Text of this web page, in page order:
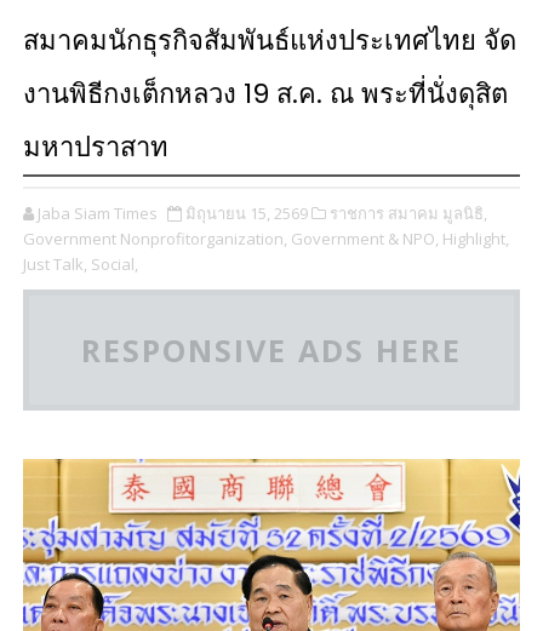
สมาคมนักธุรกิจสัมพันธ์แห่งประเทศไทย จัด
งานพิธีกงเต็กหลวง 19 ส.ค. ณ พระที่นั่งดุสิต
มหาปราสาท
Jaba Siam Times มิถุนายน 15, 2569
ราชการ สมาคม มูลนิธิ,
Government Nonprofitorganization, Government & NPO, Highlight,
Just Talk, Social,
RESPONSIVE ADS HERE